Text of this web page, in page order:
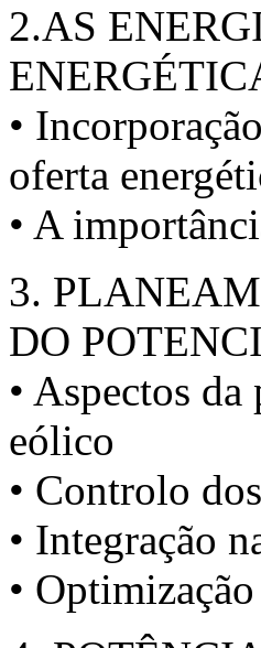
2.AS
•
oferta
• A
3.
DO
• Aspectos
eólico
• Controlo
• Integração
•